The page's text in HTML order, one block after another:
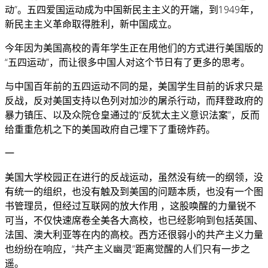
动”。五四爱国运动成为中国新民主主义的开端，到1949年，
新民主主义革命取得胜利，新中国成立。
今年因为美国高校的青年学生正在用他们的方式进行美国版的
“五四运动”，而让很多中国人对这个节日有了更多的思考。
与中国百年前的五四运动不同的是，美国学生目前的诉求只是
反战，反对美国支持以色列对加沙的屠杀行动，而拜登政府的
暴力镇压、以及众院仓皇通过的“反犹太主义意识法案”，反而
给重重危机之下的美国政府自己埋下了重磅炸药。
一
美国大学校园正在进行的反战运动，虽然没有统一的纲领，没
有统一的组织，也没有触及到美国的问题本质，也没有一个图
书管理员，但经过互联网的放大作用 ，这股唤醒的力量锐不
可当，不仅快速席卷全美各大高校，也已经影响到包括英国、
法国、澳大利亚等在内的高校。西方还很弱小的共产主义力量
也纷纷在响应，“共产主义幽灵”距离觉醒的人们只有一步之
遥。